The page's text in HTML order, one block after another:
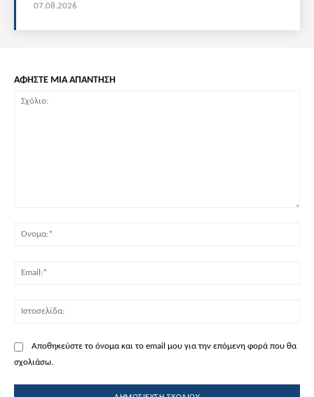
07.08.2026
ΑΦΗΣΤΕ ΜΙΑ ΑΠΑΝΤΗΣΗ
Αποθηκεύστε το όνομα και το email μου για την επόμενη φορά που θα
σχολιάσω.